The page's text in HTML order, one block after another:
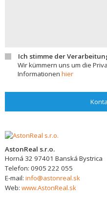
Ich stimme der
Wir kümmern uns um die
Informationen hier
AstonReal s.r.o.
Horná 32 97401 Banská Bystrica
Telefon: 0905 222 055
E-mail: info@astonreal.sk
Web: www.AstonReal.sk